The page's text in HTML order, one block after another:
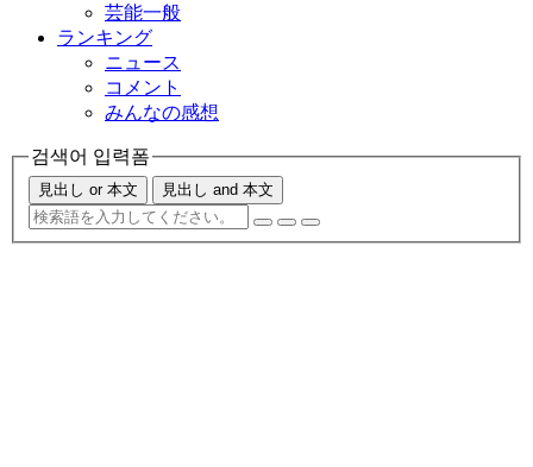
芸能一般
ランキング
ニュース
コメント
みんなの感想
검색어 입력폼
見出し or 本文 見出し and 本文